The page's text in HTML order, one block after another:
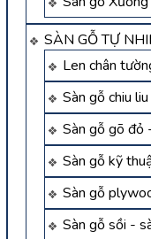
SÀN GỖ TỰ
Len chân
Sàn gỗ chiu
Sàn gỗ gõ đỏ
Sàn gỗ kỹ
Sàn gỗ
Sàn gỗ sồi -